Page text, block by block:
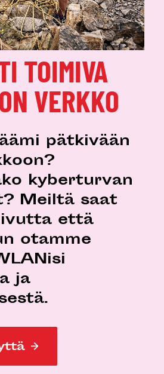
TOIMIVA
VERKKO
pätkivään
kyberturvan
Meiltä saat
että
otamme
ja